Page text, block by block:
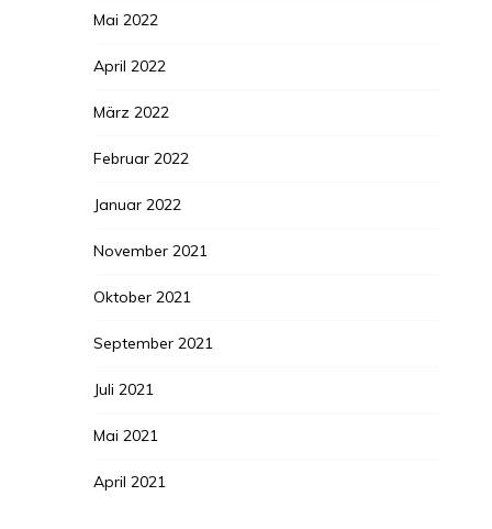
Mai 2022
April 2022
März 2022
Februar 2022
Januar 2022
November 2021
Oktober 2021
September 2021
Juli 2021
Mai 2021
April 2021